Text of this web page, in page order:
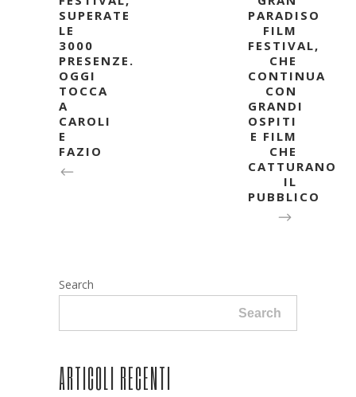
SUPERATE
LE
3000
PRESENZE.
OGGI
TOCCA
A
CAROLI
E
FAZIO
PARADISO
FILM
FESTIVAL,
CHE
CONTINUA
CON
GRANDI
OSPITI
E FILM
CHE
CATTURANO
IL
PUBBLICO
Search
Search
ARTICOLI RECENTI